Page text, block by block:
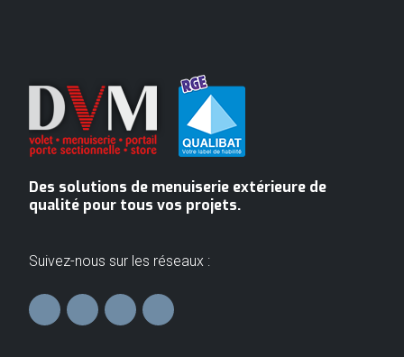
Des solutions de menuiserie extérieure de
qualité pour tous vos projets.
Suivez-nous sur les réseaux :